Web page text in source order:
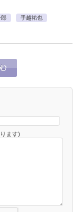
郎
手越祐也
ます)